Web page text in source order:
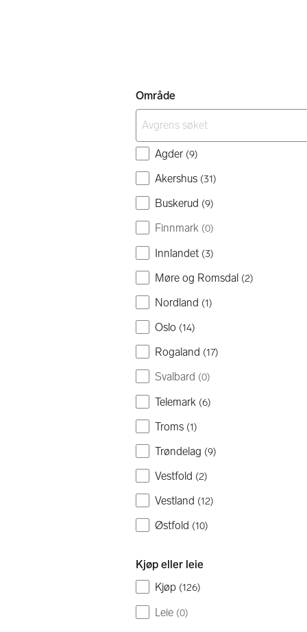
Område
Agder (9)
Akershus (31)
Buskerud (9)
Finnmark (0)
Innlandet (3)
Møre og Romsdal (2)
Nordland (1)
Oslo (14)
Rogaland (17)
Svalbard (0)
Telemark (6)
Troms (1)
Trøndelag (9)
Vestfold (2)
Vestland (12)
Østfold (10)
Kjøp eller leie
Kjøp (126)
Leie (0)